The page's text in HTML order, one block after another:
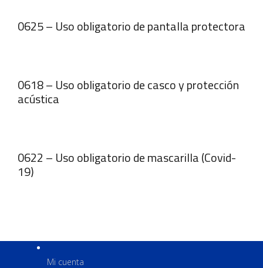
0625 – Uso obligatorio de pantalla protectora
0618 – Uso obligatorio de casco y protección
acústica
0622 – Uso obligatorio de mascarilla (Covid-
19)
Mi cuenta